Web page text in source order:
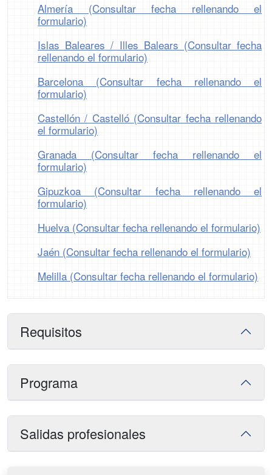
Almería (Consultar fecha rellenando el
formulario)
Islas Baleares / Illes Balears (Consultar fecha
rellenando el formulario)
Barcelona (Consultar fecha rellenando el
formulario)
Castellón / Castelló (Consultar fecha rellenando
el formulario)
Granada (Consultar fecha rellenando el
formulario)
Gipuzkoa (Consultar fecha rellenando el
formulario)
Huelva (Consultar fecha rellenando el formulario)
Jaén (Consultar fecha rellenando el formulario)
Melilla (Consultar fecha rellenando el formulario)
Requisitos
Programa
Salidas profesionales